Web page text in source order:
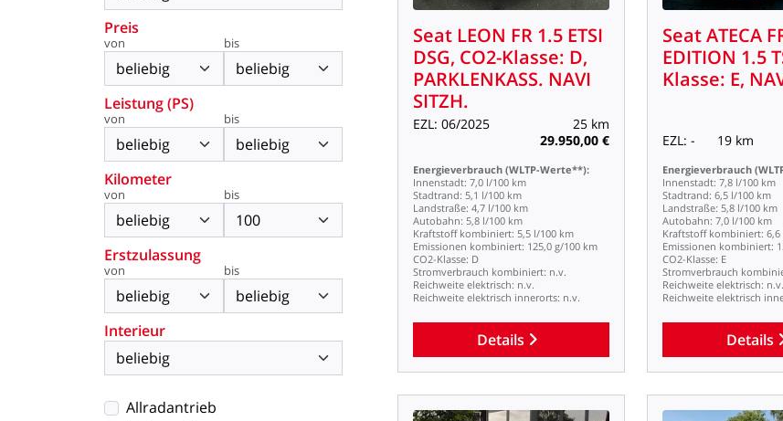
Preis
von bis
Leistung (PS)
von bis
Kilometer
von bis
Erstzulassung
von bis
Interieur
Allradantrieb
Seat LEON FR 1.5 ETSI
DSG, CO2-Klasse: D,
PARKLENKASS. NAVI
SITZH.
EZL: 06/2025 25 km
29.950,00 €
Energieverbrauch (WLTP-Werte**):
Innenstadt: 7,0 l/100 km
Stadtrand: 5,1 l/100 km
Landstraße: 4,7 l/100 km
Autobahn: 5,8 l/100 km
Kraftstoff kombiniert: 5,5 l/100 km
Emissionen kombiniert: 125,0 g/100 km
CO2-Klasse: D
Stromverbrauch kombiniert: n.v.
Reichweite elektrisch: n.v.
Reichweite elektrisch innerorts: n.v.
Details
SeatATECA
EDITION 1.5
Klasse: E,
EZL: - 19 km
Energieverbrauch
Innenstadt: 7,8 l/100 km
Stadtrand: 6,5 l/100 km
Landstraße: 5,8 l/100 km
Autobahn: 7,0 l/100 km
Kraftstoff kombiniert: 6,6
Emissionen kombiniert:
CO2-Klasse: E
Stromverbrauch
Reichweite elektrisch: n.v.
Reichweite elektrisch
Details